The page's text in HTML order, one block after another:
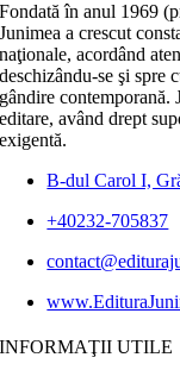
Fondată în anul 1969
Junimea a crescut
naţionale, acordând
deschizându-se şi spre
gândire contemporană.
editare, având drept
exigentă.
B-dul Carol I,
+40232-705837
INFORMAŢII UTILE